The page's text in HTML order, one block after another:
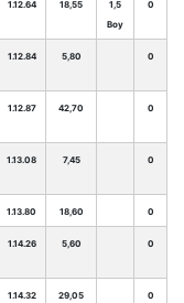
1.12.64 18,55
1,5
Boy
0
1.12.84 5,80 0
1.12.87 42,70 0
1.13.08 7,45 0
1.13.80 18,60 0
1.14.26 5,60 0
1.14.32 29,05 0